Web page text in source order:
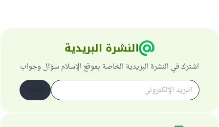
النشرة البريدية
اشترك في النشرة البريدية الخاصة بموقع الإسلام سؤال وجواب